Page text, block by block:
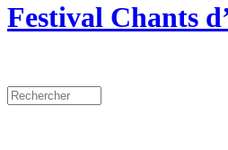
Festival Chants